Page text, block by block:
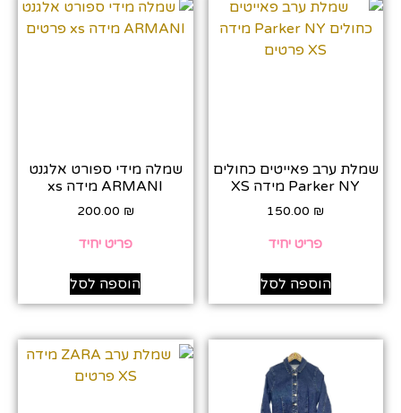
שמלת ערב פאייטים כחולים
Parker NY מידה XS
150.00 ₪
פריט יחיד
הוספה לסל
שמלה מידי ספורט אלגנט
ARMANI מידה xs
200.00 ₪
פריט יחיד
הוספה לסל